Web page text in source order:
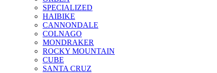
SPECIALIZED
HAIBIKE
CANNONDALE
COLNAGO
MONDRAKER
ROCKY MOUNTAIN
CUBE
SANTA CRUZ